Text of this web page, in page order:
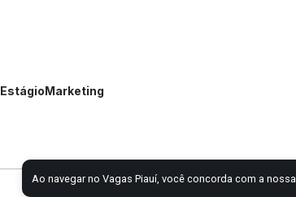
Ao navegar no Vagas Piauí, você concorda com a nossa
EstágioMarketing